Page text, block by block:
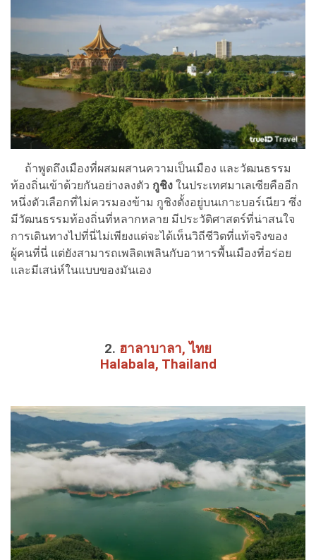
ถ้าพูดถึงเมืองที่ผสมผสานความเป็นเมือง และวัฒนธรรม
ท้องถิ่นเข้าด้วยกันอย่างลงตัว กูชิง ในประเทศมาเลเซียคืออีก
หนึ่งตัวเลือกที่ไม่ควรมองข้าม กูชิงตั้งอยู่บนเกาะบอร์เนียว ซึ่ง
มีวัฒนธรรมท้องถิ่นที่หลากหลาย มีประวัติศาสตร์ที่น่าสนใจ
การเดินทางไปที่นี่ไม่เพียงแต่จะได้เห็นวิถีชีวิตที่แท้จริงของ
ผู้คนที่นี่ แต่ยังสามารถเพลิดเพลินกับอาหารพื้นเมืองที่อร่อย
และมีเสน่ห์ในแบบของมันเอง
2. ฮาลาบาลา, ไทย
Halabala, Thailand